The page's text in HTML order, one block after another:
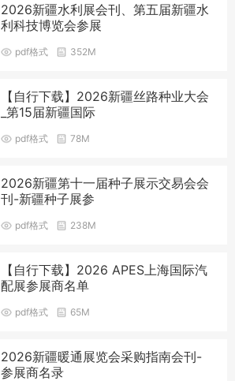
2026新疆水利展会刊、第五届新疆水
利科技博览会参展
pdf格式 352M
【自行下载】2026新疆丝路种业大会
_第15届新疆国际
pdf格式 78M
2026新疆第十一届种子展示交易会会
刊-新疆种子展参
pdf格式 238M
【自行下载】2026 APES上海国际汽
配展参展商名单
pdf格式 65M
2026新疆暖通展览会采购指南会刊-
参展商名录